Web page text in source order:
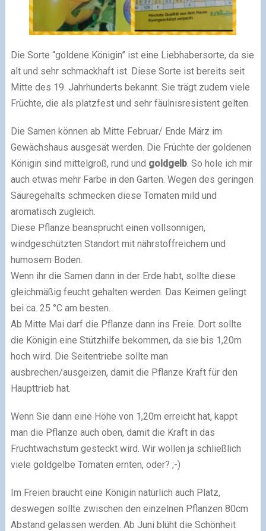
Die Sorte “goldene Königin” ist eine Liebhabersorte, da sie
alt und sehr schmackhaft ist. Diese Sorte ist bereits seit
Mitte des 19. Jahrhunderts bekannt. Sie trägt zudem viele
Früchte, die als platzfest und sehr fäulnisresistent gelten.
Die Samen können ab Mitte Februar/ Ende März im
Gewächshaus ausgesät werden. Die Früchte der goldenen
Königin sind mittelgroß, rund und goldgelb. So hole ich mir
auch etwas mehr Farbe in den Garten. Wegen des geringen
Säuregehalts schmecken diese Tomaten mild und
aromatisch zugleich.
Diese Pflanze beansprucht einen vollsonnigen,
windgeschützten Standort mit nährstoffreichem und
humosem Boden.
Wenn ihr die Samen dann in der Erde habt, sollte diese
gleichmäßig feucht gehalten werden. Das Keimen gelingt
bei ca. 25 °C am besten.
Ab Mitte Mai darf die Pflanze dann ins Freie. Dort sollte
die Königin eine Stützhilfe bekommen, da sie bis 1,20m
hoch wird. Die Seitentriebe sollte man
ausbrechen/ausgeizen, damit die Pflanze Kraft für den
Haupttrieb hat.
Wenn Sie dann eine Höhe von 1,20m erreicht hat, kappt
man die Pflanze auch oben, damit die Kraft in das
Fruchtwachstum gesteckt wird. Wir wollen ja schließlich
viele goldgelbe Tomaten ernten, oder? ;-)
Im Freien braucht eine Königin natürlich auch Platz,
deswegen sollte zwischen den einzelnen Pflanzen 80cm
Abstand gelassen werden. Ab Juni blüht die Schönheit